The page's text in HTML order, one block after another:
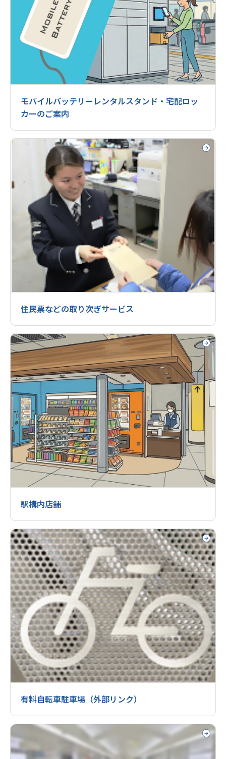
モバイルバッテリーレンタルスタンド・宅配ロッ
カーのご案内
住民票などの取り次ぎサービス
駅構内店舗
有料自転車駐車場（外部リンク）